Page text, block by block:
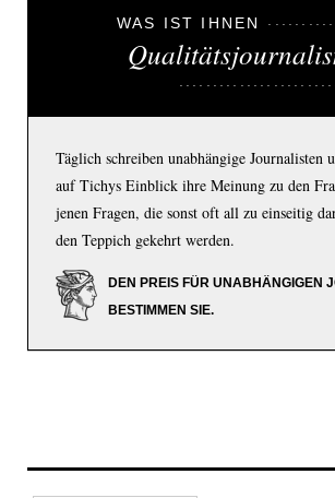
WAS IST IHNEN
Täglich schreiben unabhängige Journalisten
auf Tichys Einblick ihre Meinung zu den
jenen Fragen, die sonst oft all zu einseitig
den Teppich gekehrt werden.
DEN PREIS FÜR UNABHÄNGIGEN
BESTIMMEN SIE.